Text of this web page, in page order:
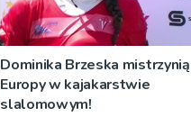
Dominika Brzeska mistrzynią
Europy w kajakarstwie
slalomowym!